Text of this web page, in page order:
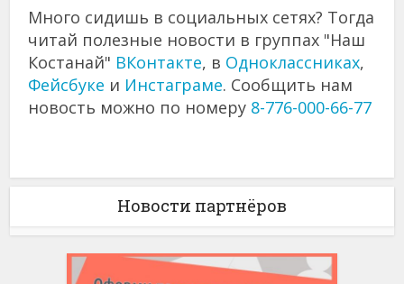
Много сидишь в социальных сетях? Тогда
читай полезные новости в группах "Наш
Костанай" ВКонтакте, в Одноклассниках,
Фейсбуке и Инстаграме. Сообщить нам
новость можно по номеру 8-776-000-66-77
Новости партнёров